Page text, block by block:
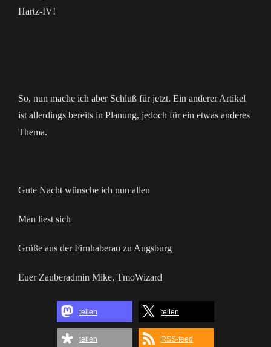
Hartz-IV!
So, nun mache ich aber Schluß für jetzt. Ein anderer Artikel
ist allerdings bereits in Planung, jedoch für ein etwas anderes
Thema.
Gute Nacht wünsche ich nun allen
Man liest sich
Grüße aus der Firnhaberau zu Augsburg
Euer Zauberadmin Mike, TmoWizard
teilen teilen
teilen RSS-feed